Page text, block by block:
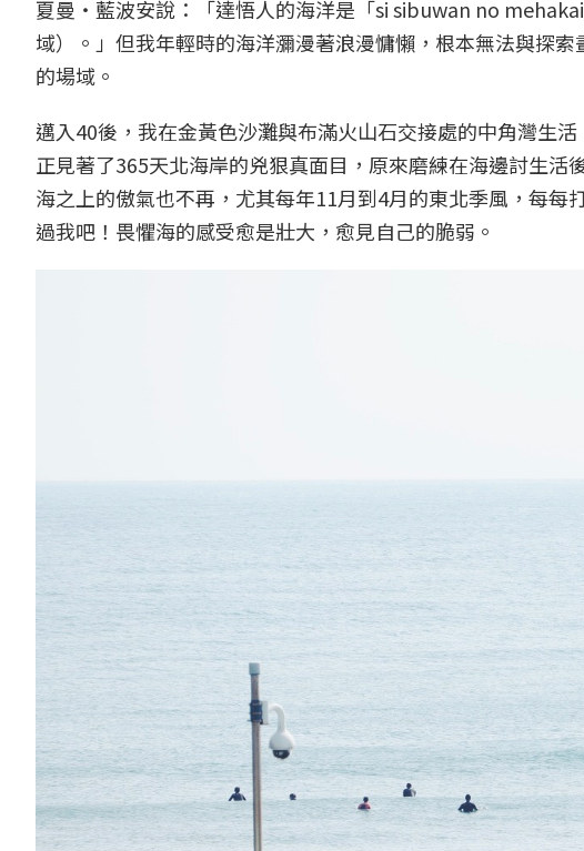
夏曼・藍波安說：「達悟人的海洋是「si sibuwan no
域）。」但我年輕時的海洋瀰漫著浪漫慵懶，根本無法與探
的場域。
邁入40後，我在金黃色沙灘與布滿火山石交接處的中角灣生
正見著了365天北海岸的兇狠真面目，原來磨練在海邊討生
海之上的傲氣也不再，尤其每年11月到4月的東北季風，每
過我吧！畏懼海的感受愈是壯大，愈見自己的脆弱。